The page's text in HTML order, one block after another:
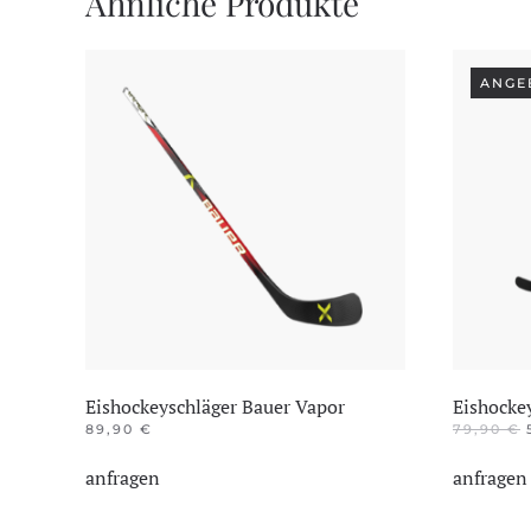
Eishockeyschläger Bauer Vapor
89,90 €
anfragen
79,90€
anfragen